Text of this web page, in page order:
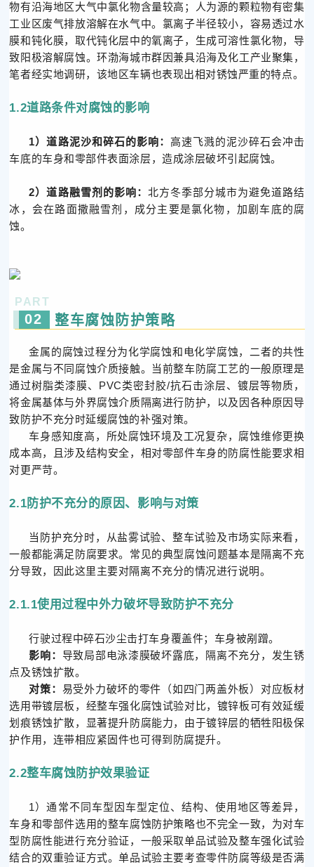
物有沿海地区大气中氯化物含量较高；人为源的颗粒物有密集
工业区废气排放溶解在水气中。氯离子半径较小，容易透过水
膜和钝化膜，取代钝化层中的氧离子，生成可溶性氯化物，导
致阳极溶解腐蚀。环渤海城市群因兼具沿海及化工产业聚集，
笔者经实地调研，该地区车辆也表现出相对锈蚀严重的特点。
1.2道路条件对腐蚀的影响
1）道路泥沙和碎石的影响： 高速飞溅的泥沙碎石会冲击
车底的车身和零部件表面涂层，造成涂层破坏引起腐蚀。
2）道路融雪剂的影响： 北方冬季部分城市为避免道路结
冰，会在路面撒融雪剂，成分主要是氯化物，加剧车底的腐
蚀。
PART
02 整车腐蚀防护策略
金属的腐蚀过程分为化学腐蚀和电化学腐蚀，二者的共性
是金属与不同腐蚀介质接触。当前整车防腐工艺的一般原理是
通过树脂类漆膜、PVC类密封胶/抗石击涂层、镀层等物质，
将金属基体与外界腐蚀介质隔离进行防护，以及因各种原因导
致防护不充分时延缓腐蚀的补强对策。
车身感知度高，所处腐蚀环境及工况复杂，腐蚀维修更换
成本高，且涉及结构安全，相对零部件车身的防腐性能要求相
对更严苛。
2.1防护不充分的原因、影响与对策
当防护充分时，从盐雾试验、整车试验及市场实际来看，
一般都能满足防腐要求。常见的典型腐蚀问题基本是隔离不充
分导致，因此这里主要对隔离不充分的情况进行说明。
2.1.1使用过程中外力破坏导致防护不充分
行驶过程中碎石沙尘击打车身覆盖件；车身被剐蹭。
影响： 导致局部电泳漆膜破坏露底，隔离不充分，发生锈
点及锈蚀扩散。
对策： 易受外力破坏的零件（如四门两盖外板）对应板材
选用带镀层板，经整车强化腐蚀试验对比，镀锌板可有效延缓
划痕锈蚀扩散，显著提升防腐能力，由于镀锌层的牺牲阳极保
护作用，连带相应紧固件也可得到防腐提升。
2.2整车腐蚀防护效果验证
1）通常不同车型因车型定位、结构、使用地区等差异，
车身和零部件选用的整车腐蚀防护策略也不完全一致，为对车
型防腐性能进行充分验证，一般采取单品试验及整车强化试验
结合的双重验证方式。单品试验主要考查零件防腐等级是否满